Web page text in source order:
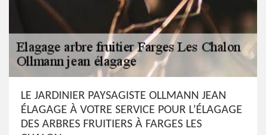
LE JARDINIER PAYSAGISTE OLLMANN JEAN
ÉLAGAGE À VOTRE SERVICE POUR L’ÉLAGAGE
DES ARBRES FRUITIERS À FARGES LES